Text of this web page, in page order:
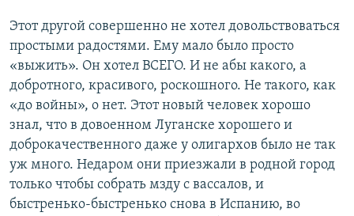
Этот другой совершенно не хотел довольствоваться
простыми радостями. Ему мало было просто
«выжить». Он хотел ВСЕГО. И не абы какого, а
добротного, красивого, роскошного. Не такого, как
«до войны», о нет. Этот новый человек хорошо
знал, что в довоенном Луганске хорошего и
доброкачественного даже у олигархов было не так
уж много. Недаром они приезжали в родной город
только чтобы собрать мзду с вассалов, и
быстренько-быстренько снова в Испанию, во